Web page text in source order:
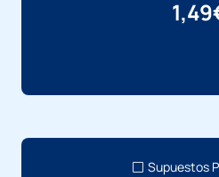
1,49
Supuestos